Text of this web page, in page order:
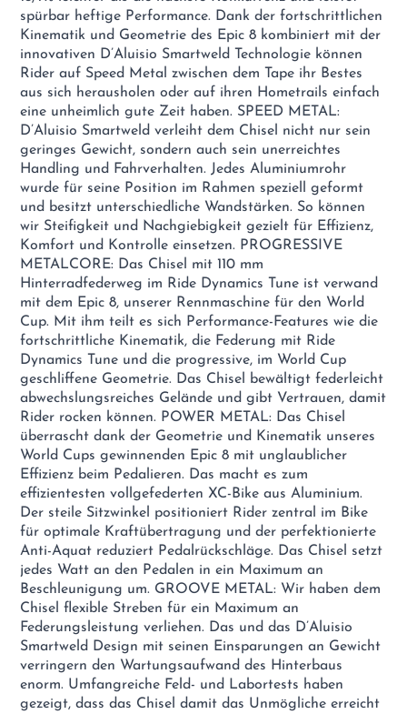
spürbar heftige Performance. Dank der fortschrittlichen
Kinematik und Geometrie des Epic 8 kombiniert mit der
innovativen D’Aluisio Smartweld Technologie können
Rider auf Speed Metal zwischen dem Tape ihr Bestes
aus sich herausholen oder auf ihren Hometrails einfach
eine unheimlich gute Zeit haben. SPEED METAL:
D’Aluisio Smartweld verleiht dem Chisel nicht nur sein
geringes Gewicht, sondern auch sein unerreichtes
Handling und Fahrverhalten. Jedes Aluminiumrohr
wurde für seine Position im Rahmen speziell geformt
und besitzt unterschiedliche Wandstärken. So können
wir Steifigkeit und Nachgiebigkeit gezielt für Effizienz,
Komfort und Kontrolle einsetzen. PROGRESSIVE
METALCORE: Das Chisel mit 110 mm
Hinterradfederweg im Ride Dynamics Tune ist verwand
mit dem Epic 8, unserer Rennmaschine für den World
Cup. Mit ihm teilt es sich Performance-Features wie die
fortschrittliche Kinematik, die Federung mit Ride
Dynamics Tune und die progressive, im World Cup
geschliffene Geometrie. Das Chisel bewältigt federleicht
abwechslungsreiches Gelände und gibt Vertrauen, damit
Rider rocken können. POWER METAL: Das Chisel
überrascht dank der Geometrie und Kinematik unseres
World Cups gewinnenden Epic 8 mit unglaublicher
Effizienz beim Pedalieren. Das macht es zum
effizientesten vollgefederten XC-Bike aus Aluminium.
Der steile Sitzwinkel positioniert Rider zentral im Bike
für optimale Kraftübertragung und der perfektionierte
Anti-Aquat reduziert Pedalrückschläge. Das Chisel setzt
jedes Watt an den Pedalen in ein Maximum an
Beschleunigung um. GROOVE METAL: Wir haben dem
Chisel flexible Streben für ein Maximum an
Federungsleistung verliehen. Das und das D’Aluisio
Smartweld Design mit seinen Einsparungen an Gewicht
verringern den Wartungsaufwand des Hinterbaus
enorm. Umfangreiche Feld- und Labortests haben
gezeigt, dass das Chisel damit das Unmögliche erreicht